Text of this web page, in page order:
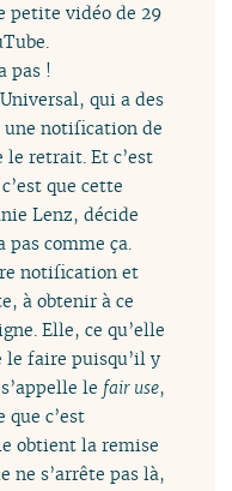
petite vidéo de 29
pas !
qui a des
une notification de
retrait. Et c’est
que cette
Lenz, décide
pas comme ça.
notification et
à obtenir à ce
Elle, ce qu’elle
le faire puisqu’il y
le fair use,
que c’est
obtient la remise
ne s’arrête pas là,